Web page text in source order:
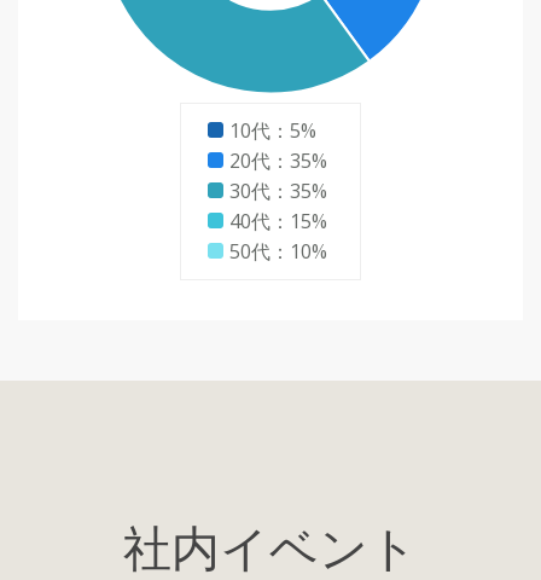
10代：5%
20代：35%
30代：35%
40代：15%
50代：10%
社内イベント